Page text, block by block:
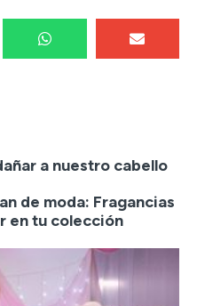
a nuestro cabello
de moda: Fragancias
en tu colección